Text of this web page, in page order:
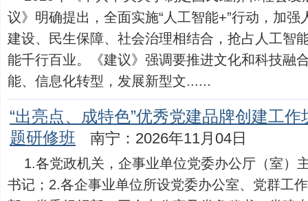
议》明确提出，全面实施“人工智能+”行动，加
建设、民生保障、社会治理相结合，抢占人工智
能千行百业。《建议》强调要推进文化和科技融
能、信息化转型，发展新型文......
“出亮点、成特色”优秀党建品牌创建工
题研修班
南宁：2026年11月04日
1.各党政机关，企事业单位党委办公厅（室）
书记；2.各企事业单位所设党委办公室、党群工